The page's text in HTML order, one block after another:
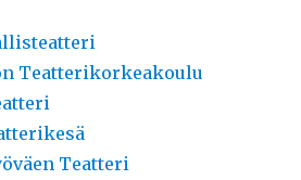
Teatterikorkeakoulu
Teatteri